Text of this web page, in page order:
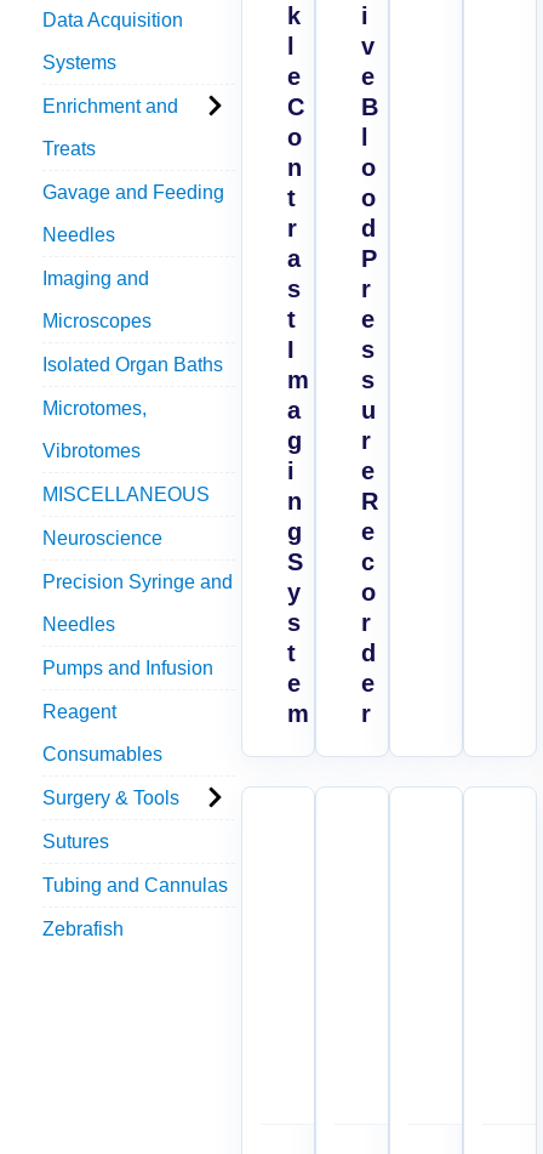
Data Acquisition
Systems
Enrichment and
Treats
Gavage and Feeding
Needles
Imaging and
Microscopes
Isolated Organ Baths
Microtomes,
Vibrotomes
MISCELLANEOUS
Neuroscience
Precision Syringe and
Needles
Pumps and Infusion
Reagent
Consumables
Surgery & Tools
Sutures
Tubing and Cannulas
Zebrafish
k
e
C
o
n
t
r
a
s
t
I
m
a
g
i
n
g
S
y
s
t
e
m
i
v
e
B
o
o
d
P
r
e
s
s
u
r
e
R
e
c
o
r
d
e
r